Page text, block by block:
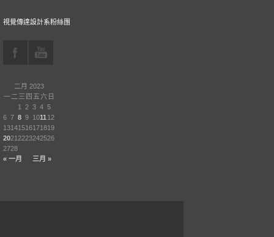
視覺傳達設計系粉絲團
二月 2023
一 二 三 四 五六 日
« 一月 三月 »
1 2 3 4 5
6 7 8 9 1011 12
13141516171819
2021 2223242526
2728